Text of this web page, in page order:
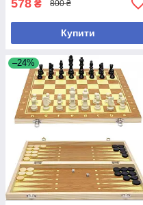
578 ₴ 800 ₴
Купити
–24%